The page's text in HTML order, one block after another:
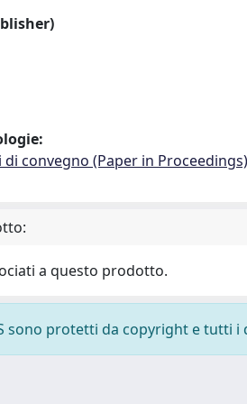
di convegno (Paper in Proceedings)
a questo prodotto.
sono protetti da copyright e tutti